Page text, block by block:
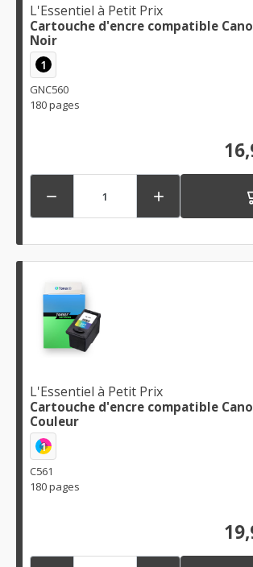
L'Essentiel à Petit Prix
Cartouche d'encre compatible
Noir
1
GNC560
180 pages
 
L'Essentiel à Petit Prix
Cartouche d'encre compatible
Couleur
1
C561
180 pages